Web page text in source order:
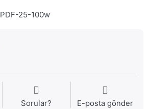
PDF-25-100w
Sorular? E-posta gönder